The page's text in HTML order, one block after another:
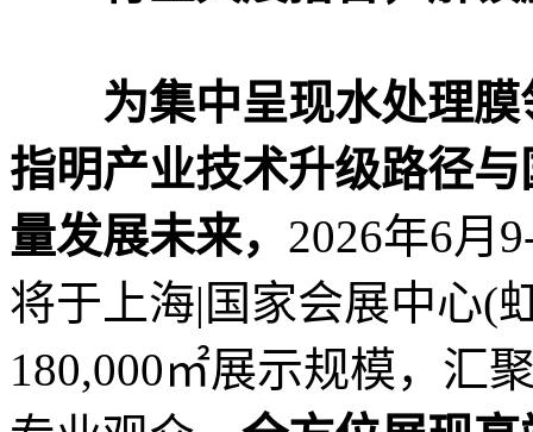
为集中呈现水处理
指明产业技术升级路径
量发展未来， 2026年6月
将于上海|国家会展中心(
180,000㎡展示规模，汇